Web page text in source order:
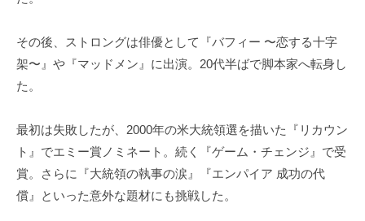
その後、ストロングは俳優として『バフィー 〜恋する十字
架〜』や『マッドメン』に出演。20代半ばで脚本家へ転身し
た。
最初は失敗したが、2000年の米大統領選を描いた『リカウン
ト』でエミー賞ノミネート。続く『ゲーム・チェンジ』で受
賞。さらに『大統領の執事の涙』『エンパイア 成功の代
償』といった意外な題材にも挑戦した。